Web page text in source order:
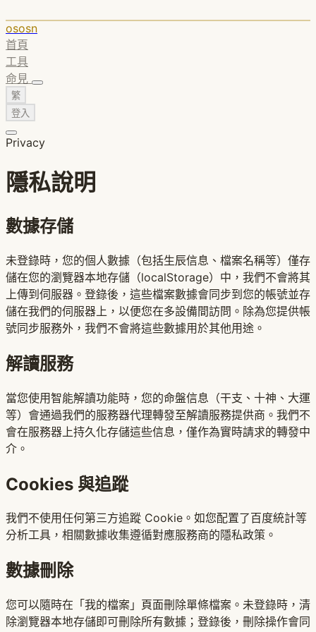
ososn
首頁
工具
命見
繁
登入
Privacy
隱私說明
數據存儲
未登錄時，您的個人數據（包括生辰信息、檔案名稱等）僅存
儲在您的瀏覽器本地存儲（localStorage）中，我們不會將其
上傳到伺服器。登錄後，這些檔案數據會同步到您的帳號並存
儲在我們的伺服器上，以便您在多設備間訪問。除為您提供帳
號同步服務外，我們不會將這些數據用於其他用途。
解讀服務
當您使用智能解讀功能時，您的命盤信息（干支、十神、大運
等）會通過我們的服務器代理轉發至解讀服務提供商。我們不
會在服務器上持久化存儲這些信息，僅作為實時請求的轉發中
介。
Cookies 與追蹤
我們不使用任何第三方追蹤 Cookie。如您配置了百度統計等
分析工具，相關數據收集遵循對應服務商的隱私政策。
數據刪除
您可以隨時在「我的檔案」頁面刪除單條檔案。未登錄時，清
除瀏覽器本地存儲即可刪除所有數據；登錄後，刪除操作會同